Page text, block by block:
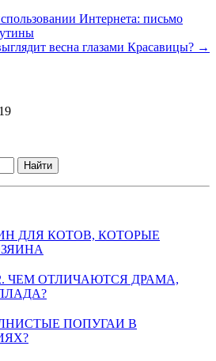
Интернета: письмо
весна глазами Красавицы? →
Найти
ДЛЯ КОТОВ, КОТОРЫЕ
ЧЕМ ОТЛИЧАЮТСЯ ДРАМА,
ПОПУГАИ В